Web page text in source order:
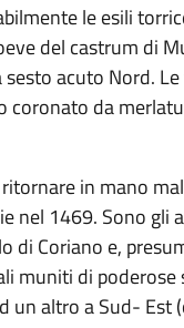
le esili
del castrum di
acuto Nord.
coronato da
in mano
nel 1469. Sono gli
Coriano e,
muniti di poderose
altro a Sud- Est